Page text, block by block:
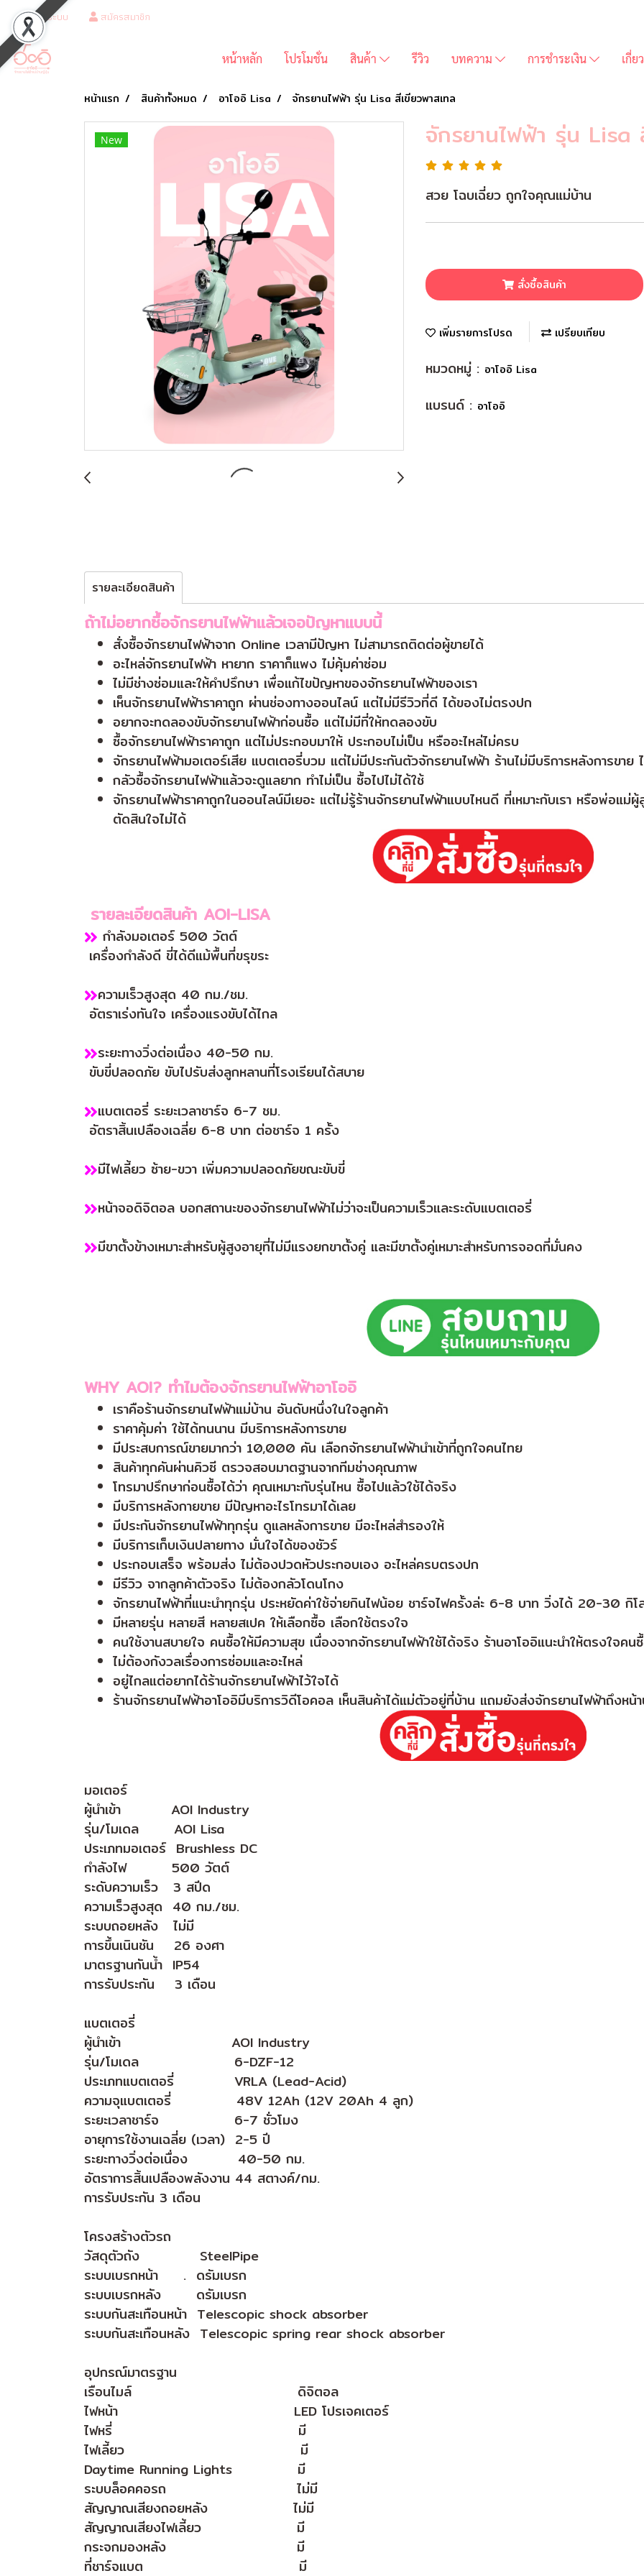
เข้าสู่ระบบ สมัครสมาชิก
หน้าหลัก โปรโมชั่น สินค้า รีวิว บทความ การชำระเงิน เกี่ย
หน้าแรก สินค้าทั้งหมด อาโออิ Lisa จักรยานไฟฟ้า รุ่น Lisa สีเขียวพาสเทล
New จักรยานไฟฟ้า รุ่น Lisa
สวย โฉบเฉี่ยว ถูกใจคุณแม่บ้าน
สั่งซื้อสินค้า
เพิ่มรายการโปรด เปรียบเทียบ
หมวดหมู่ : อาโออิ Lisa
แบรนด์ : อาโออิ
รายละเอียดสินค้า
ถ้าไม่อยากซื้อจักรยานไฟฟ้าแล้วเจอปัญหาแบบนี้
สั่งซื้อจักรยานไฟฟ้าจาก Online เวลามีปัญหา ไม่สามารถติดต่อผู้ขายได้
อะไหล่จักรยานไฟฟ้า หายาก ราคาก็แพง ไม่คุ้มค่าซ่อม
ไม่มีช่างซ่อมและให้คำปรึกษา เพื่อแก้ไขปัญหาของจักรยานไฟฟ้าของเรา
เห็นจักรยานไฟฟ้าราคาถูก ผ่านช่องทางออนไลน์ แต่ไม่มีรีวิวที่ดี ได้ของไม่ตรงปก
อยากจะทดลองขับจักรยานไฟฟ้าก่อนซื้อ แต่ไม่มีที่ให้ทดลองขับ
ซื้อจักรยานไฟฟ้าราคาถูก แต่ไม่ประกอบมาให้ ประกอบไม่เป็น หรืออะไหล่ไม่ครบ
จักรยานไฟฟ้ามอเตอร์เสีย แบตเตอรี่บวม แต่ไม่มีประกันตัวจักรยานไฟฟ้า ร้านไม่มีบริการหลังการขาย
กลัวซื้อจักรยานไฟฟ้าแล้วจะดูแลยาก ทำไม่เป็น ซื้อไปไม่ได้ใช้
จักรยานไฟฟ้าราคาถูกในออนไลน์มีเยอะ แต่ไม่รู้ร้านจักรยานไฟฟ้าแบบไหนดี ที่เหมาะกับเรา หรือพ่อแม่
ตัดสินใจไม่ได้
รายละเอียดสินค้า AOI-LISA
กำลังมอเตอร์ 500 วัตต์
เครื่องกำลังดี ขี่ได้ดีแม้พื้นที่ขรุขระ
ความเร็วสูงสุด 40 กม./ชม.
อัตราเร่งทันใจ เครื่องแรงขับได้ไกล
ระยะทางวิ่งต่อเนื่อง 40-50 กม.
ขับขี่ปลอดภัย ขับไปรับส่งลูกหลานที่โรงเรียนได้สบาย
แบตเตอรี่ ระยะเวลาชาร์จ 6-7 ชม.
อัตราสิ้นเปลืองเฉลี่ย 6-8 บาท ต่อชาร์จ 1 ครั้ง
มีไฟเลี้ยว ซ้าย-ขวา เพิ่มความปลอดภัยขณะขับขี่
หน้าจอดิจิตอล บอกสถานะของจักรยานไฟฟ้าไม่ว่าจะเป็นความเร็วและระดับแบตเตอรี่
มีขาตั้งข้างเหมาะสำหรับผู้สูงอายุที่ไม่มีแรงยกขาตั้งคู่ และมีขาตั้งคู่เหมาะสำหรับการจอดที่มั่นคง
WHY AOI? ทำไมต้องจักรยานไฟฟ้าอาโออิ
เราคือร้านจักรยานไฟฟ้าแม่บ้าน อันดับหนึ่งในใจลูกค้า
ราคาคุ้มค่า ใช้ได้ทนนาน มีบริการหลังการขาย
มีประสบการณ์ขายมากว่า 10,000 คัน เลือกจักรยานไฟฟ้านำเข้าที่ถูกใจคนไทย
สินค้าทุกคันผ่านคิวซี ตรวจสอบมาตฐานจากทีมช่างคุณภาพ
โทรมาปรึกษาก่อนซื้อได้ว่า คุณเหมาะกับรุ่นไหน ซื้อไปแล้วใช้ได้จริง
มีบริการหลังกายขาย มีปัญหาอะไรโทรมาได้เลย
มีประกันจักรยานไฟฟ้าทุกรุ่น ดูแลหลังการขาย มีอะไหล่สำรองให้
มีบริการเก็บเงินปลายทาง มั่นใจได้ของชัวร์
ประกอบเสร็จ พร้อมส่ง ไม่ต้องปวดหัวประกอบเอง อะไหล่ครบตรงปก
มีรีวิว จากลูกค้าตัวจริง ไม่ต้องกลัวโดนโกง
จักรยานไฟฟ้าที่แนะนำทุกรุ่น ประหยัดค่าใช้จ่ายกินไฟน้อย ชาร์จไฟครั้งล่ะ 6-8 บาท วิ่งได้ 20-30 กิโ
มีหลายรุ่น หลายสี หลายสเปค ให้เลือกซื้อ เลือกใช้ตรงใจ
คนใช้งานสบายใจ คนซื้อให้มีความสุข เนื่องจากจักรยานไฟฟ้าใช้ได้จริง ร้านอาโออิแนะนำให้ตรงใจคน
ไม่ต้องกังวลเรื่องการซ่อมและอะไหล่
อยู่ไกลแต่อยากได้ร้านจักรยานไฟฟ้าไว้ใจได้
ร้านจักรยานไฟฟ้าอาโออิมีบริการวิดีโอคอล เห็นสินค้าได้แม่ตัวอยู่ที่บ้าน แถมยังส่งจักรยานไฟฟ้าถึงหน้า
มอเตอร์
ผู้นำเข้า AOI Industry
รุ่น/โมเดล AOI Lisa
ประเภทมอเตอร์ Brushless DC
กำลังไฟ 500 วัตต์
ระดับความเร็ว 3 สปีด
ความเร็วสูงสุด 40 กม./ชม.
ระบบถอยหลัง ไม่มี
การขึ้นเนินชัน 26 องศา
มาตรฐานกันน้ำ IP54
การรับประกัน 3 เดือน
แบตเตอรี่
ผู้นำเข้า AOI Industry
รุ่น/โมเดล 6-DZF-12
ประเภทแบตเตอรี่ VRLA (Lead-Acid)
ความจุแบตเตอรี่ 48V 12Ah (12V 20Ah 4 ลูก)
ระยะเวลาชาร์จ 6-7 ชั่วโมง
อายุการใช้งานเฉลี่ย (เวลา) 2-5 ปี
ระยะทางวิ่งต่อเนื่อง 40-50 กม.
อัตราการสิ้นเปลืองพลังงาน 44 สตางค์/กม.
การรับประกัน 3 เดือน
โครงสร้างตัวรถ
วัสดุตัวถัง SteelPipe
ระบบเบรกหน้า . ดรัมเบรก
ระบบเบรกหลัง ดรัมเบรก
ระบบกันสะเทือนหน้า Telescopic shock absorber
ระบบกันสะเทือนหลัง Telescopic spring rear shock absorber
อุปกรณ์มาตรฐาน
เรือนไมล์ ดิจิตอล
ไฟหน้า LED โปรเจคเตอร์
ไฟหรี่ มี
ไฟเลี้ยว มี
Daytime Running Lights มี
ระบบล็อคคอรถ ไม่มี
สัญญาณเสียงถอยหลัง ไม่มี
สัญญาณเสียงไฟเลี้ยว มี
กระจกมองหลัง มี
ที่ชาร์จแบต มี